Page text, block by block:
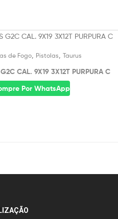
de Fogo Pistolas Taurus
CAL. 9X19 3X12T PURPURA C
Por WhatsApp